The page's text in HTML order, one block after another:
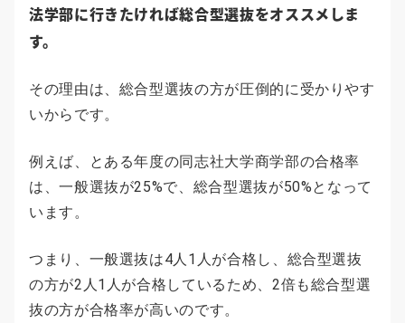
法学部に行きたければ総合型選抜をオススメしま
す。
その理由は、総合型選抜の方が圧倒的に受かりやす
いからです。
例えば、とある年度の同志社大学商学部の合格率
は、一般選抜が25%で、総合型選抜が50%となって
います。
つまり、一般選抜は4人1人が合格し、総合型選抜
の方が2人1人が合格しているため、2倍も総合型選
抜の方が合格率が高いのです。